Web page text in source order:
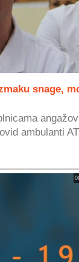
snage,
ambulanti